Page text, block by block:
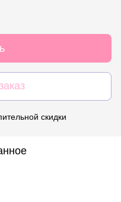
скидки